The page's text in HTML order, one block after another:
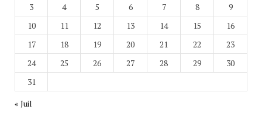
3
4 5 6 7 8
9
10
11 12 13 14 15
16
17
18 19 20 21 22
23
24
25 26 27 28 29
30
31
« Juil